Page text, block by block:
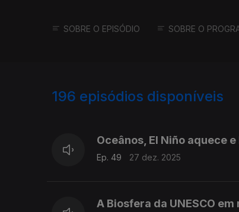
SOBRE O EPISÓDIO SOBRE O
196 episódios disponíveis
Oceânos, El Niño aquece
Ep. 49 27 dez. 2025
A Biosfera da UNESCO em